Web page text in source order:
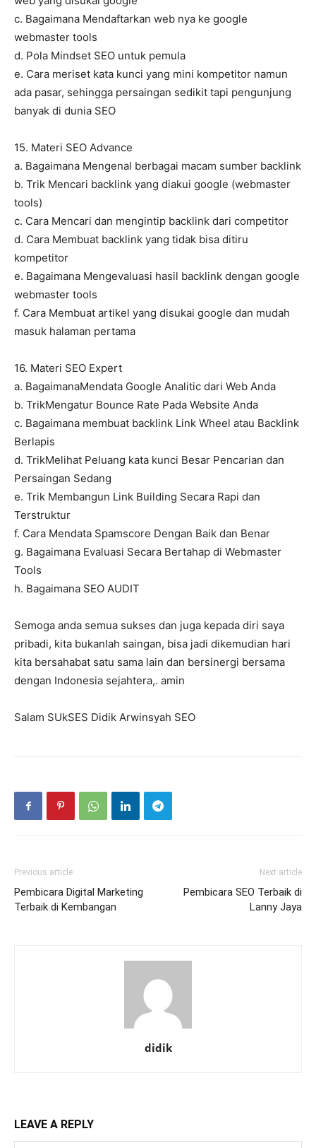
c. Bagaimana Mendaftarkan web nya ke google
webmaster tools
d. Pola Mindset SEO untuk pemula
e. Cara meriset kata kunci yang mini kompetitor namun
ada pasar, sehingga persaingan sedikit tapi pengunjung
banyak di dunia SEO
15. Materi SEO Advance
a. Bagaimana Mengenal berbagai macam sumber backlink
b. Trik Mencari backlink yang diakui google (webmaster
tools)
c. Cara Mencari dan mengintip backlink dari competitor
d. Cara Membuat backlink yang tidak bisa ditiru
kompetitor
e. Bagaimana Mengevaluasi hasil backlink dengan google
webmaster tools
f. Cara Membuat artikel yang disukai google dan mudah
masuk halaman pertama
16. Materi SEO Expert
a. BagaimanaMendata Google Analitic dari Web Anda
b. TrikMengatur Bounce Rate Pada Website Anda
c. Bagaimana membuat backlink Link Wheel atau Backlink
Berlapis
d. TrikMelihat Peluang kata kunci Besar Pencarian dan
Persaingan Sedang
e. Trik Membangun Link Building Secara Rapi dan
Terstruktur
f. Cara Mendata Spamscore Dengan Baik dan Benar
g. Bagaimana Evaluasi Secara Bertahap di Webmaster
Tools
h. Bagaimana SEO AUDIT
Semoga anda semua sukses dan juga kepada diri saya
pribadi, kita bukanlah saingan, bisa jadi dikemudian hari
kita bersahabat satu sama lain dan bersinergi bersama
dengan Indonesia sejahtera,. amin
Salam SUkSES Didik Arwinsyah SEO
Previous article
Pembicara Digital Marketing
Terbaik di Kembangan
Next article
Pembicara SEO Terbaik di
Lanny Jaya
didik
LEAVE A REPLY